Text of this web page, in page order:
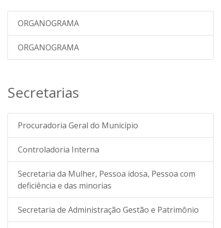
ORGANOGRAMA
ORGANOGRAMA
Secretarias
Procuradoria Geral do Município
Controladoria Interna
Secretaria da Mulher, Pessoa idosa, Pessoa com
deficiência e das minorias
Secretaria de Administração Gestão e Patrimônio